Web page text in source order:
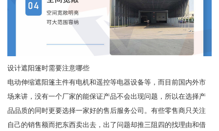
设计遮阳篷时需要注意哪些
电动伸缩遮阳篷主件有电机和遥控等电器设备等，而目前国内外市
场来讲，没有一个厂家的能保证产品不会出现问题，所以在选择产
品品质的同时更要选择一家好的售后服务公司。有些零售商只关注
自己的销售额而把东西卖出去，出了问题却推三阻四的找理由和借